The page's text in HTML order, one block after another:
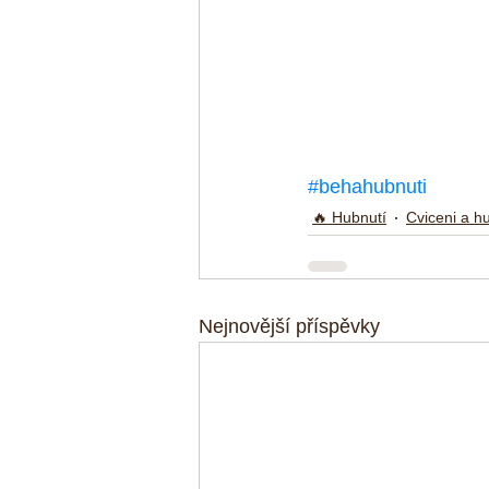
#behahubnuti
🔥 Hubnutí Cviceni a
Nejnovější příspěvky